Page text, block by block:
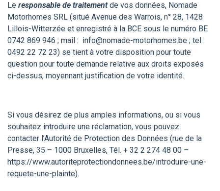
Le responsable de traitementde vos données, Nomade
Motorhomes SRL (situé Avenue des Warrois, n° 28, 1428
Lillois-Witterzée et enregistré à la BCE sous le numéro BE
0742 869 946 ; mail : info@nomade-motorhomes.be ; tel :
0492 22 72 23) se tient à votre disposition pour toute
question pour toute demande relative aux droits exposés
ci-dessus, moyennant justification de votre identité.
Si vous désirez de plus amples informations, ou si vous
souhaitez introduire une réclamation, vous pouvez
contacter l’Autorité de Protection des Données (rue de la
Presse, 35 – 1000 Bruxelles, Tél. + 32 2 274 48 00 –
https://www.autoriteprotectiondonnees.be/introduire-une-
requete-une-plainte).